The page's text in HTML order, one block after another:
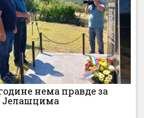
нема правде за
Јелашцима